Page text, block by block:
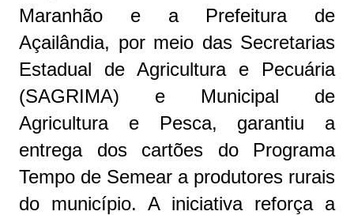
Maranhão e a Prefeitura de
Açailândia, por meio das Secretarias
Estadual de Agricultura e Pecuária
(SAGRIMA) e Municipal de
Agricultura e Pesca, garantiu a
entrega dos cartões do Programa
Tempo de Semear a produtores rurais
do município. A iniciativa reforça a